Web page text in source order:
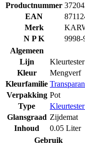
Productnummer
EAN
Merk
N P K
9998-
Algemeen
Lijn
Kleurtester
Kleur
Mengverf
Kleurfamilie
Verpakking Pot
Type
Glansgraad Zijdemat
Inhoud
0.05 Liter
Gebruik